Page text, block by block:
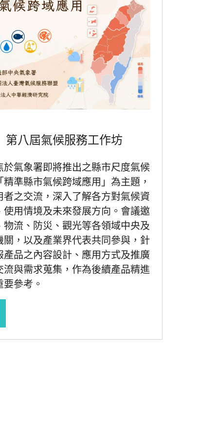
第八屆氣候服務工作坊
氣象署即將推出之縣市尺度氣候
準縣市氣候跨域應用」為主題，
之交流，深入了解各方對氣候資
用情境及未來發展方向。會議邀
流、防災、觀光等各領域中央及
，以及產業界代表共同參與，針
品之內容設計、應用方式及推廣
與需求蒐集，作為後續產品精進
參考。